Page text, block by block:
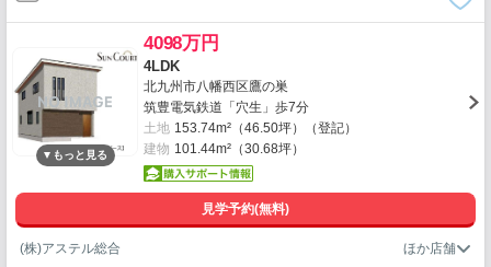
4098万円
4LDK
北九州市八幡西区鷹の巣
筑豊電気鉄道「穴生」歩7分
土地 153.74m²（46.50坪）（登記）
建物 101.44m²（30.68坪）
見学予約(無料)
(株)アステル総合